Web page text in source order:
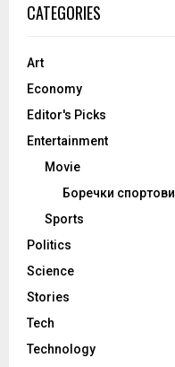
CATEGORIES
Art
Economy
Editor's Picks
Entertainment
Movie
Боречки спортови
Sports
Politics
Science
Stories
Tech
Technology